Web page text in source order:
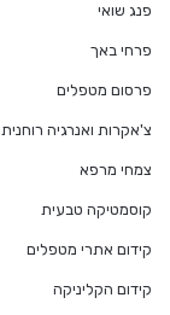
פנג שואי
פרחי באך
פרסום מטפלים
צ'אקרות ואנרגיה רוחנית
צמחי מרפא
קוסמטיקה טבעית
קידום אתרי מטפלים
קידום הקליניקה